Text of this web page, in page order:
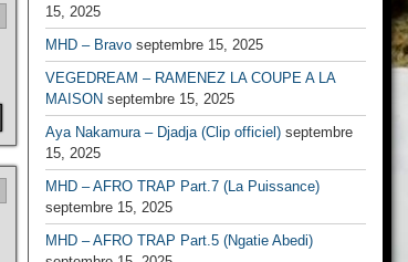
15, 2025
MHD – Bravo septembre 15, 2025
VEGEDREAM – RAMENEZ LA COUPE A LA
MAISON septembre 15, 2025
Aya Nakamura – Djadja (Clip officiel) septembre
15, 2025
MHD – AFRO TRAP Part.7 (La Puissance)
septembre 15, 2025
MHD – AFRO TRAP Part.5 (Ngatie Abedi)